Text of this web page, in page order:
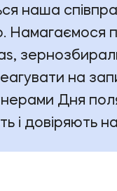
наша
Намагаємося
на
Дня
і довіряють